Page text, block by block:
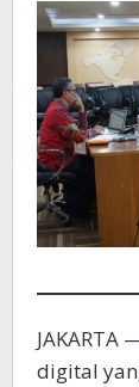
JAKARTA
digital